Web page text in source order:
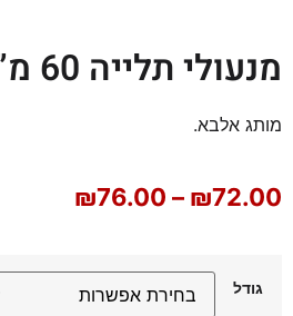
מנעולי תלייה 60 מ”מ
מותג אלבא.
₪72.00
–
₪76.00
גודל